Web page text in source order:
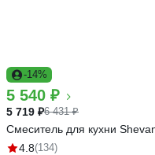
-14%
5 540 ₽
5 719 ₽6 431 ₽
Смеситель для кухни
4.8(134)